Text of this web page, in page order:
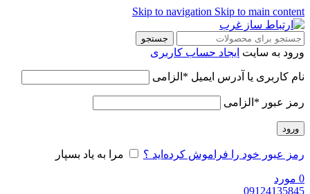
Skip to navigation Skip to main content
جستجو
ورود به سایت ایجاد حساب کاربری
نام کاربری یا آدرس ایمیل * الزامی
رمز عبور * الزامی
ورود
رمز عبور خود را فراموش کرده‌اید ؟ مرا به یاد بسپار
0 مورد
09124135845